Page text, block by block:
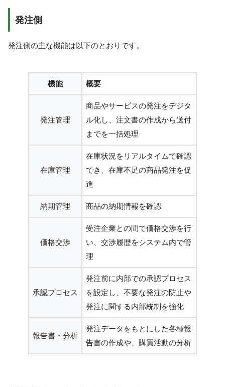
発注側
発注側の主な機能は以下のとおりです。
機能 概要
発注管理
商品やサービスの発注をデジタ
ル化し、注文書の作成から送付
までを一括処理
在庫管理
在庫状況をリアルタイムで確認
でき、在庫不足の商品発注を促
進
納期管理 商品の納期情報を確認
価格交渉
受注企業との間で価格交渉を行
い、交渉履歴をシステム内で管
理
承認プロセス
発注前に内部での承認プロセス
を設定し、不要な発注の防止や
発注に関する内部統制を強化
報告書・分析
発注データをもとにした各種報
告書の作成や、購買活動の分析